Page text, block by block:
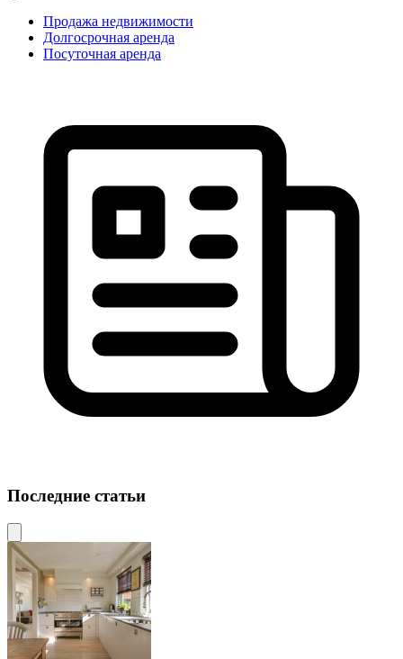
Продажа недвижимости
Долгосрочная аренда
Посуточная аренда
Последние статьи